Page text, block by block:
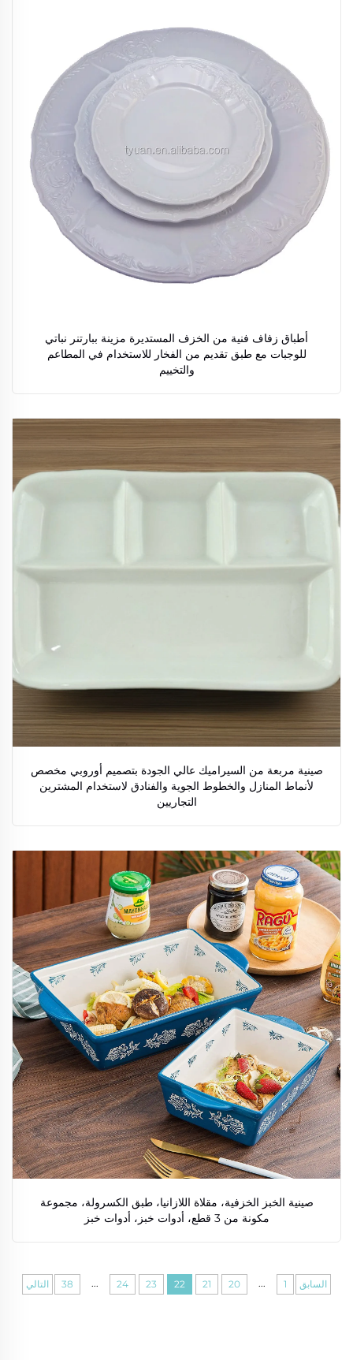
أطباق زفاف فنية من الخزف المستديرة مزينة ببارتنر نباتي
للوجبات مع طبق تقديم من الفخار للاستخدام في المطاعم
والتخييم
صينية مربعة من السيراميك عالي الجودة بتصميم أوروبي مخصص
لأنماط المنازل والخطوط الجوية والفنادق لاستخدام المشترين
التجاريين
صينية الخبز الخزفية، مقلاة اللازانيا، طبق الكسرولة، مجموعة
مكونة من 3 قطع، أدوات خبز، أدوات خبز
السابق 1
...
20
21
22
23
24
...
38 التالي